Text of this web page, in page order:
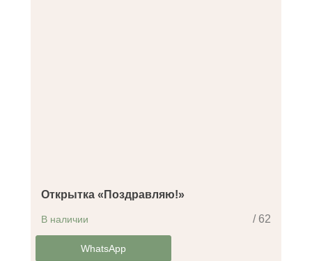
Открытка «Поздравляю!»
/ 62
В наличии
-14%WhatsApp